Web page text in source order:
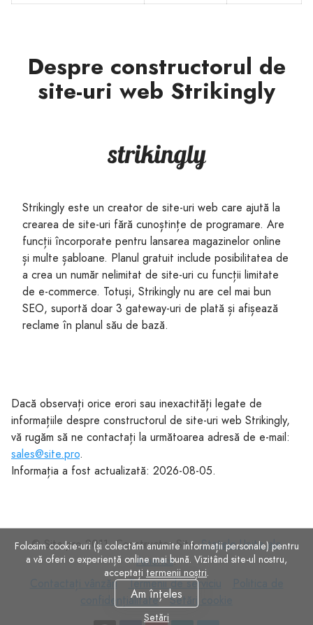
Despre constructorul de
site-uri web Strikingly
Strikingly este un creator de site-uri web care ajută la
crearea de site-uri fără cunoștințe de programare. Are
funcții încorporate pentru lansarea magazinelor online
și multe șabloane. Planul gratuit include posibilitatea de
a crea un număr nelimitat de site-uri cu funcții limitate
de e-commerce. Totuși, Strikingly nu are cel mai bun
SEO, suportă doar 3 gateway-uri de plată și afișează
reclame în planul său de bază.
Dacă observați orice erori sau inexactități legate de
informațiile despre constructorul de site-uri web Strikingly,
vă rugăm să ne contactați la următoarea adresă de e-mail:
sales@site.pro.
Informația a fost actualizată: 2026-08-05.
© Site.pro 2011. Constructor Site.Statele Unite ale
Americii.
Contactați vânzări
Termenii
de
serviciu
Termenii de serviciu
confidențialitate
Setări
Setări cookie
Folosim cookie-uri (și colectăm anumite informații personale) pentru
a vă oferi o experiență online mai bună. Vizitând site-ul nostru,
acceptați termenii noștri.
Am înțeles
Setări